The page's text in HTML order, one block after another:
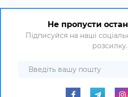
Не пропусти
Підписуйся на наші
розсилку.